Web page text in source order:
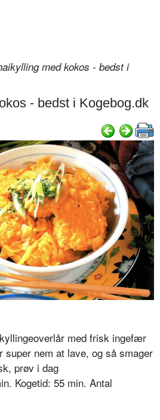
med kokos - bedst i
- bedst i Kogebog.dk
med frisk ingefær
super nem at lave, og så smager
prøv i dag
Kogetid: 55 min. Antal